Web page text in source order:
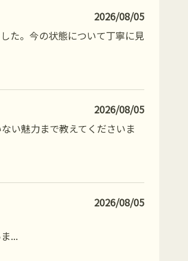
2026/08/05
た。今の状態について丁寧に見
2026/08/05
い魅力まで教えてくださいま
2026/08/05
...